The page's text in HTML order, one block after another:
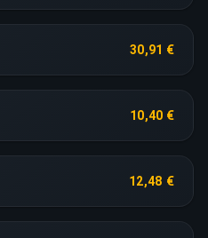
30,91 €
10,40 €
12,48 €